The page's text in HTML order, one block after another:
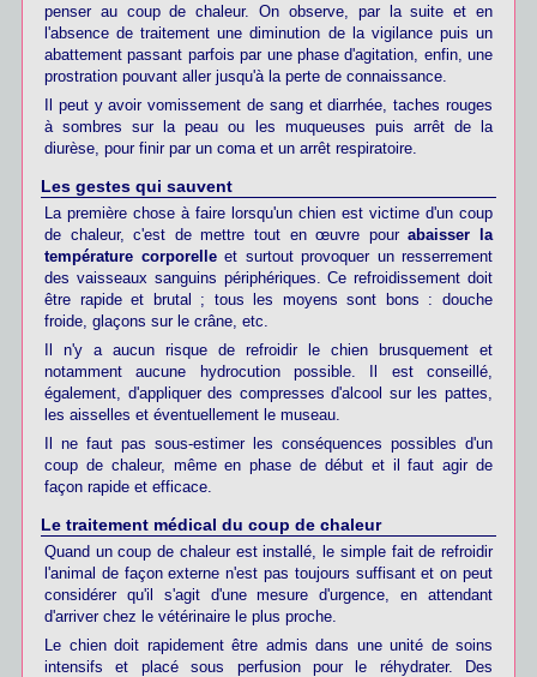
penser au coup de chaleur. On observe, par la suite et en
l'absence de traitement une diminution de la vigilance puis un
abattement passant parfois par une phase d'agitation, enfin, une
prostration pouvant aller jusqu'à la perte de connaissance.
Il peut y avoir vomissement de sang et diarrhée, taches rouges
à sombres sur la peau ou les muqueuses puis arrêt de la
diurèse, pour finir par un coma et un arrêt respiratoire.
Les gestes qui sauvent
La première chose à faire lorsqu'un chien est victime d'un coup
de chaleur, c'est de mettre tout en œuvre pourabaisser la
température corporelleet surtout provoquer un resserrement
des vaisseaux sanguins périphériques. Ce refroidissement doit
être rapide et brutal ; tous les moyens sont bons : douche
froide, glaçons sur le crâne, etc.
Il n'y a aucun risque de refroidir le chien brusquement et
notamment aucune hydrocution possible. Il est conseillé,
également, d'appliquer des compresses d'alcool sur les pattes,
les aisselles et éventuellement le museau.
Il ne faut pas sous-estimer les conséquences possibles d'un
coup de chaleur, même en phase de début et il faut agir de
façon rapide et efficace.
Le traitement médical du coup de chaleur
Quand un coup de chaleur est installé, le simple fait de refroidir
l'animal de façon externe n'est pas toujours suffisant et on peut
considérer qu'il s'agit d'une mesure d'urgence, en attendant
d'arriver chez le vétérinaire le plus proche.
Le chien doit rapidement être admis dans une unité de soins
intensifs et placé sous perfusion pour le réhydrater. Des